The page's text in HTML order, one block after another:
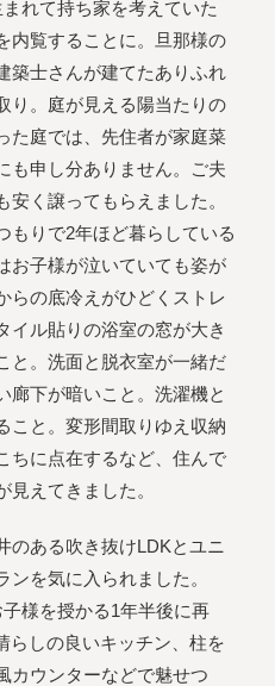
れて持ち家を考えていた
内覧することに。旦那様の
築士さんが建てたありふれ
り。庭が見える陽当たりの
た庭では、先住者が家庭菜
も申し分ありません。ご夫
く譲ってもらえました。
もりで2年ほど暮らしている
お子様が泣いていても姿が
らの底冷えがひどくストレ
イル貼りの浴室の窓が大き
と。洗面と脱衣室が一緒だ
廊下が暗いこと。洗濯機と
こと。変形間取りゆえ収納
ちに点在するなど、住んで
えてきました。
のある吹き抜けLDKとユニ
を気に入られました。
様を授かる1年半後に再
らしの良いキッチン、柱を
カウンターなどで魅せつ